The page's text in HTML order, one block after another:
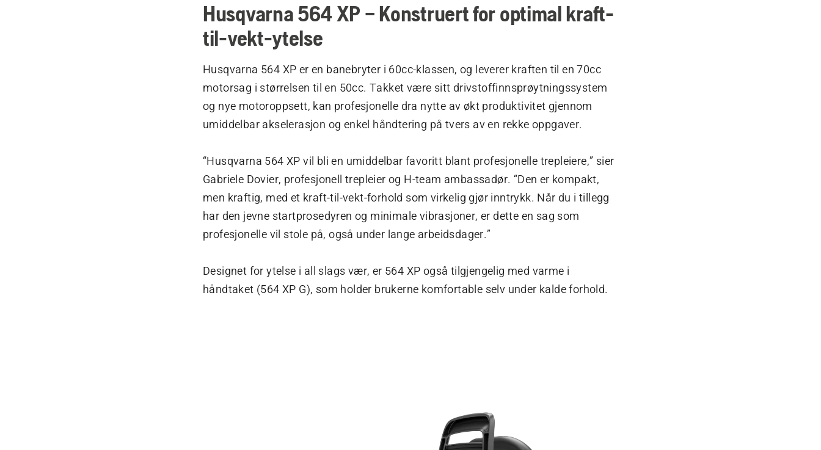
Husqvarna 564 XP – Konstruert for optimal kraft-
til-vekt-ytelse
Husqvarna 564 XP er en banebryter i 60cc-klassen, og leverer kraften til en 70cc
motorsag i størrelsen til en 50cc. Takket være sitt drivstoffinnsprøytningssystem
og nye motoroppsett, kan profesjonelle dra nytte av økt produktivitet gjennom
umiddelbar akselerasjon og enkel handtering pa tvers av en rekke oppgaver.
“Husqvarna 564 XP vil bli en umiddelbar favoritt blant profesjonelle trepleiere,” sier
Gabriele Dovier, profesjonell trepleier og H-team ambassadør. “Den er kompakt,
men kraftig, med et kraft-til-vekt-forhold som virkelig gjør inntrykk. Nar du i tillegg
har den jevne startprosedyren og minimale vibrasjoner, er dette en sag som
profesjonelle vil stole pa, ogsa under lange arbeidsdager.”
Designet for ytelse i all slags vær, er 564 XP ogsa tilgjengelig med varme i
handtaket (564 XP G), som holder brukerne komfortable selv under kalde forhold.